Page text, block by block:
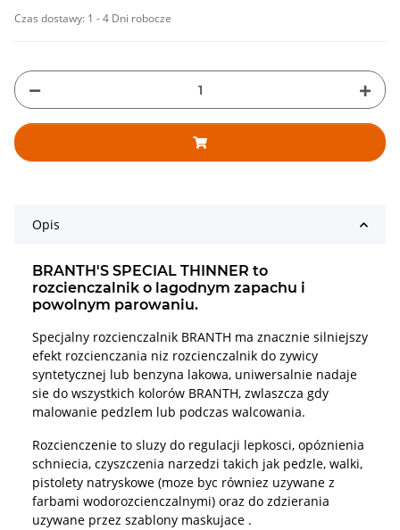
Czas dostawy: 1 - 4 Dni robocze
Opis
BRANTH'S SPECIAL THINNER to
rozcienczalnik o lagodnym zapachu i
powolnym parowaniu.
Specjalny rozcienczalnik BRANTH ma znacznie silniejszy
efekt rozcienczania niz rozcienczalnik do zywicy
syntetycznej lub benzyna lakowa, uniwersalnie nadaje
sie do wszystkich kolorów BRANTH, zwlaszcza gdy
malowanie pedzlem lub podczas walcowania.
Rozcienczenie to sluzy do regulacji lepkosci, opóznienia
schniecia, czyszczenia narzedzi takich jak pedzle, walki,
pistolety natryskowe (moze byc równiez uzywane z
farbami wodorozcienczalnymi) oraz do zdzierania
uzywane przez szablony maskujace .